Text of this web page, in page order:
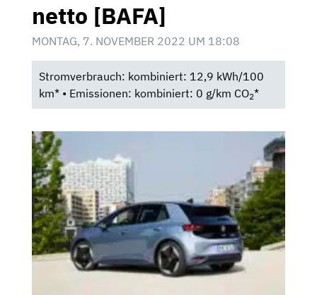
netto [BAFA]
MONTAG, 7. NOVEMBER 2022 UM 18:08
Stromverbrauch: kombiniert: 12,9 kWh/100
km* • Emissionen: kombiniert: 0 g/km CO2*